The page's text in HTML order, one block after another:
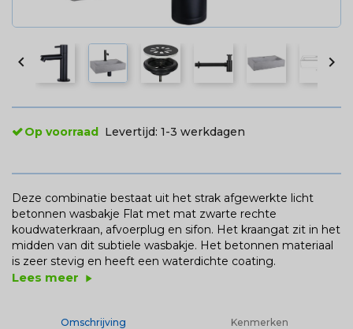
 
Op voorraad Levertijd: 1-3 werkdagen
Deze combinatie bestaat uit het strak afgewerkte licht
betonnen wasbakje Flat met mat zwarte rechte
koudwaterkraan, afvoerplug en sifon. Het kraangat zit in het
midden van dit subtiele wasbakje. Het betonnen materiaal
is zeer stevig en heeft een waterdichte coating.
Lees meer play_arrow
Omschrijving Kenmerken